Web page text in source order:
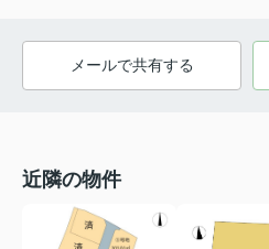
メールで共有する
近隣の物件